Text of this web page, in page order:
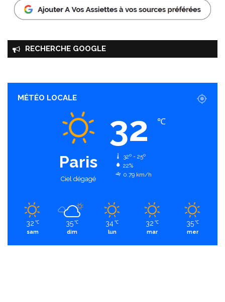
RECHERCHE GOOGLE
MÉTÉO LOCALE
Paris
Ciel dégagé
32 ℃
32º - 25º
22%
0.79 km/h
32 ℃
sam
35 ℃
dim
34 ℃
lun
32 ℃
mar
35 ℃
mer